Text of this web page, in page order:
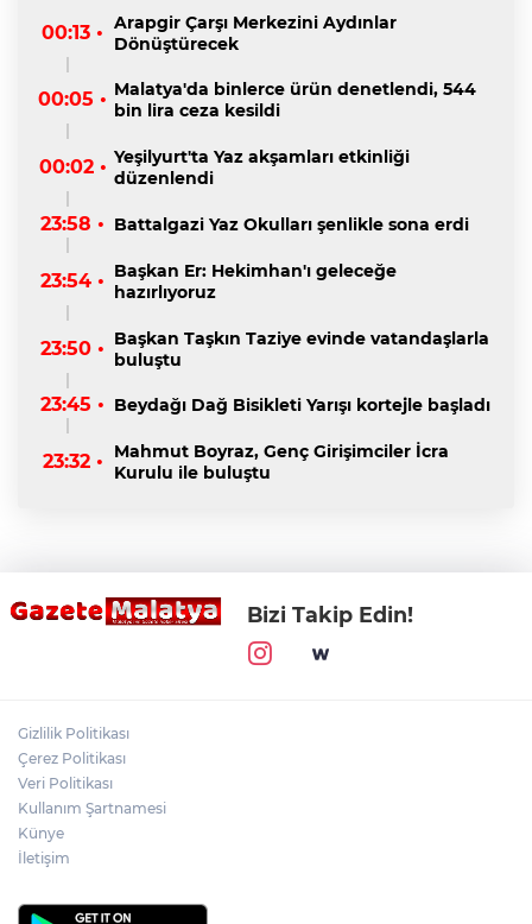
00:13 • Arapgir Çarşı Merkezini Aydınlar
Dönüştürecek
00:05 • Malatya'da binlerce ürün denetlendi, 544
bin lira ceza kesildi
00:02 • Yeşilyurt'ta Yaz akşamları etkinliği
düzenlendi
23:58 • Battalgazi Yaz Okulları şenlikle sona erdi
23:54 • Başkan Er: Hekimhan'ı geleceğe
hazırlıyoruz
23:50 • Başkan Taşkın Taziye evinde vatandaşlarla
buluştu
23:45 • Beydağı Dağ Bisikleti Yarışı kortejle başladı
23:32 •
Mahmut Boyraz, Genç Girişimciler İcra
Kurulu ile buluştu
Bizi Takip Edin!
Gizlilik Politikası
Çerez Politikası
Veri Politikası
Kullanım Şartnamesi
Künye
İletişim